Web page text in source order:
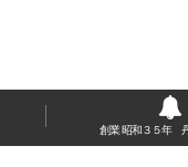
創業 昭和３５年